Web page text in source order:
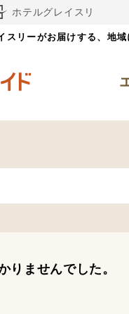
ホテルグレイスリ
スリーがお届けする、 地域
りませんでした。